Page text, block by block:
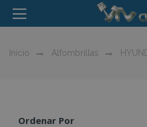
Inicio Alfombrillas
Ordenar Por